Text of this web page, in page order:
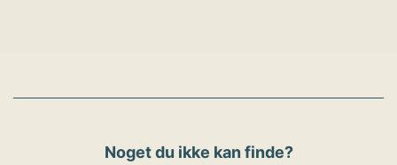
Noget du ikke kan finde?